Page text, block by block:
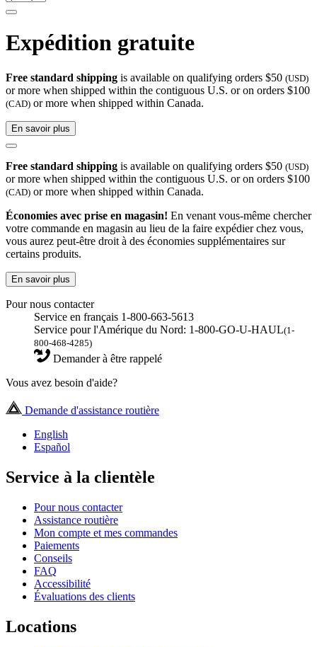
Expédition gratuite
Free standard shipping is available on qualifying orders $50 (USD)
or more when shipped within the contiguous U.S. or on orders $100
(CAD) or more when shipped within Canada.
En savoir plus
Free standard shipping is available on qualifying orders $50 (USD)
or more when shipped within the contiguous U.S. or on orders $100
(CAD) or more when shipped within Canada.
Économies avec prise en magasin! En venant vous-même chercher
votre commande en magasin au lieu de la faire expédier chez vous,
vous aurez peut-être droit à des économies supplémentaires sur
certains produits.
En savoir plus
Pour nous contacter
Service en français 1-800-663-5613
Service pour l'Amérique du Nord: 1-800-GO-U-HAUL(1-
800-468-4285)
Demander à être rappelé
Vous avez besoin d'aide?
Demande d'assistance routière
English
Español
Service à la clientèle
Pour nous contacter
Assistance routière
Mon compte et mes commandes
Paiements
Conseils
FAQ
Accessibilité
Évaluations des clients
Locations